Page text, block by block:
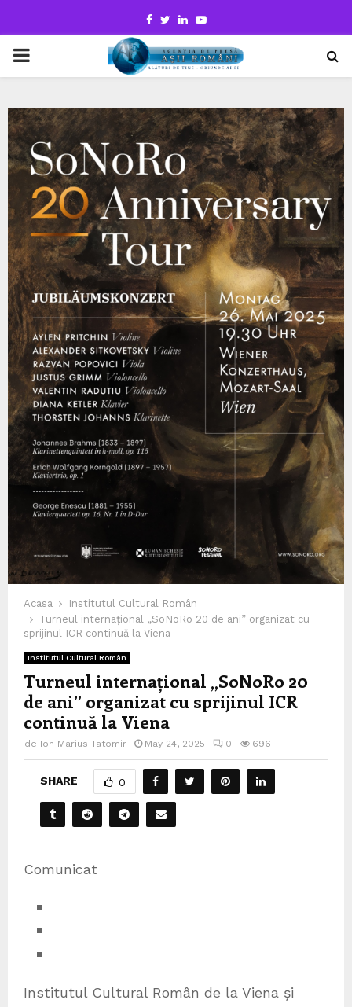
Facebook
TwitterLinkedinYoutube
PRIMARY
Acasa
Institutul Cultural Român
Turneul internațional „SoNoRo 20 de ani” organizat cu
sprijinul ICR continuă la Viena
Institutul Cultural Român
Turneul internațional „SoNoRo 20
de ani” organizat cu sprijinul ICR
continuă la Viena
de Ion Marius Tatomir May 24, 2025 0 696
SHARE 0
Comunicat
Institutul Cultural Român de la Viena și